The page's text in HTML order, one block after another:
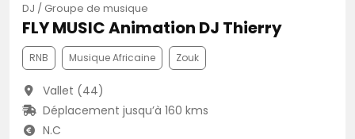
DJ / Groupe de musique
FLY MUSIC Animation DJ Thierry
RNB Musique Africaine Zouk
Vallet (44)
Déplacement jusqu’à 160 kms
N.C